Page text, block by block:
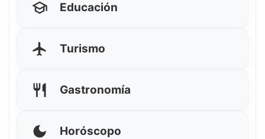
Educación
Turismo
Gastronomía
Horóscopo